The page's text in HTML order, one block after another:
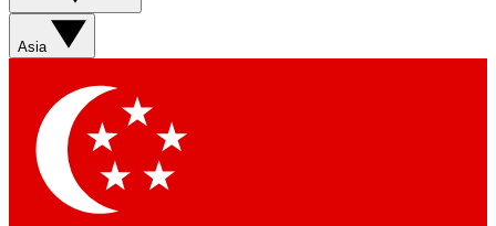
Asia